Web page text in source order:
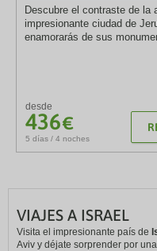
Descubre el contraste de la
impresionante ciudad de
enamorarás de sus
desde
436€
5 días / 4 noches
VIAJES A ISRAEL
Visita el impresionante país de
Aviv y déjate sorprender por